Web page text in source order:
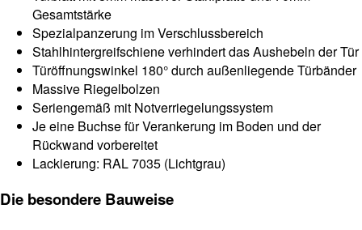
Gesamtstärke
Spezialpanzerung im Verschlussbereich
Stahlhintergreifschiene verhindert das Aushebeln der Tür
Türöffnungswinkel 180° durch außenliegende Türbänder
Massive Riegelbolzen
Seriengemäß mit Notverriegelungssystem
Je eine Buchse für Verankerung im Boden und der
Rückwand vorbereitet
Lackierung: RAL 7035 (Lichtgrau)
Die besondere Bauweise